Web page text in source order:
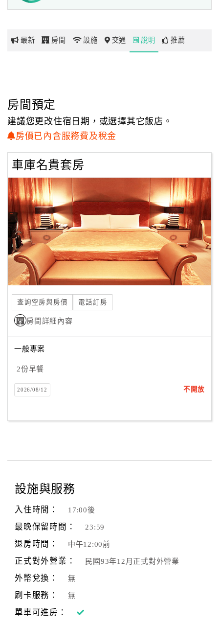
玩
地
圖
顧
務
顧
客
滿
意
度
訂
單
管
理
員
戶
客
絡
Line
上
客
利
查
最新 房間 設施 交通 說明 推薦
房間預定
建議您更改住宿日期，或選擇其它飯店。
房價已內含服務費及稅金
車庫名貴套房
查詢空房與房價 電話訂房
房間詳細內容
一般專案
2份早餐
2026/08/12 不開放
設施與服務
入住時間： 17:00後
最晚保留時間： 23:59
退房時間： 中午12:00前
正式對外營業： 民國93年12月正式對外營業
外幣兌換： 無
刷卡服務： 無
單車可進房：